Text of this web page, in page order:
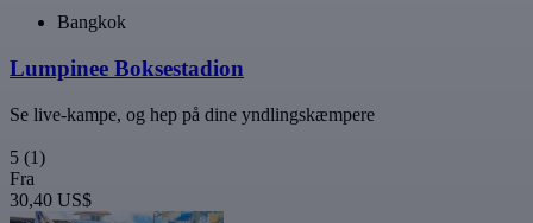
Bangkok
Lumpinee Boksestadion
Se live-kampe, og hep på dine yndlingskæmpere
5 (1)
Fra
30,40 US$